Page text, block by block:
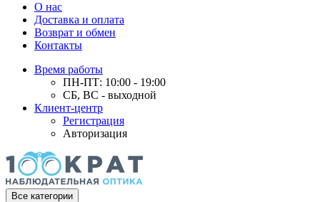
О нас
Доставка и оплата
Возврат и обмен
Контакты
Время работы
ПН-ПТ: 10:00 - 19:00
СБ, ВС - выходной
Клиент-центр
Регистрация
Авторизация
Все категории